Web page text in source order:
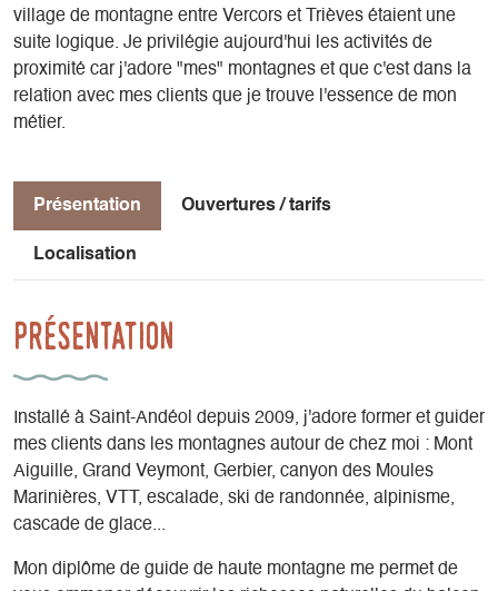
village de montagne entre Vercors et Trièves étaient une
suite logique. Je privilégie aujourd'hui les activités de
proximité car j'adore "mes" montagnes et que c'est dans la
relation avec mes clients que je trouve l'essence de mon
métier.
Présentation Ouvertures / tarifs
Localisation
Présentation
Installé à Saint-Andéol depuis 2009, j'adore former et guider
mes clients dans les montagnes autour de chez moi : Mont
Aiguille, Grand Veymont, Gerbier, canyon des Moules
Marinières, VTT, escalade, ski de randonnée, alpinisme,
cascade de glace...
Mon diplôme de guide de haute montagne me permet de